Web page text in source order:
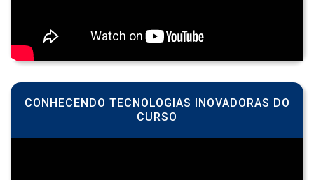
CONHECENDO TECNOLOGIAS INOVADORAS DO
CURSO